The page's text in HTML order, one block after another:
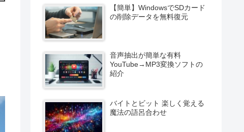
【簡単】WindowsでSDカード
の削除データを無料復元
音声抽出が簡単な有料
YouTube→MP3変換ソフトの
紹介
バイトとビット 楽しく覚える
魔法の語呂合わせ